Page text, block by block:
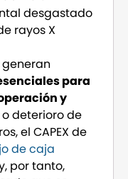
desgastado
rayos X
generan
para
y
deterioro de
el CAPEX de
de caja
por tanto,